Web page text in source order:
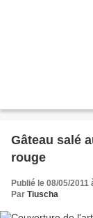
Gâteau salé
rouge
Publié le 08/05/2011
Par Tiuscha